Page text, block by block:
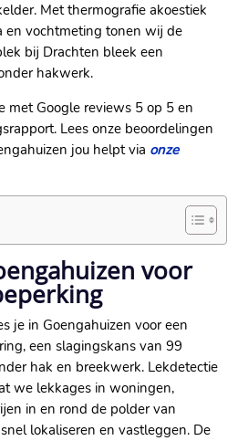
Met thermografie akoestiek
en vochtmeting tonen wij de
bij Drachten bleek een
hakwerk.​
met Google reviews 5 op 5 en
Lees onze beoordelingen
jou helpt via onze
voor
je in Goengahuizen voor een
een slagingskans van 99
hak en breekwerk.​ Lekdetectie
we lekkages in woningen,
in en rond de polder van
lokaliseren en vastleggen.​ De